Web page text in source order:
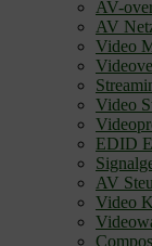
AV-
AV
Video
Video
EDID
AV
Video